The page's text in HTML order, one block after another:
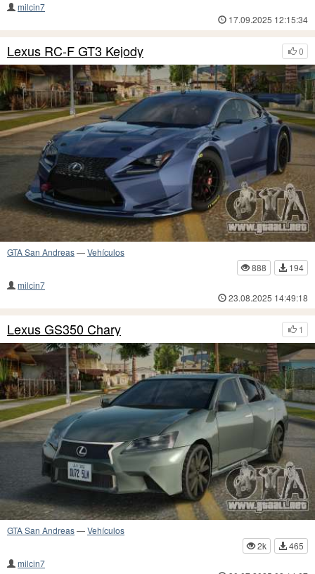
milcin7
17.09.2025 12:15:34
0
Lexus RC-F GT3 Kejody
GTA San Andreas—Vehículos
888
194
milcin7
23.08.2025 14:49:18
1
Lexus GS350 Chary
GTA San Andreas—Vehículos
2k
465
milcin7